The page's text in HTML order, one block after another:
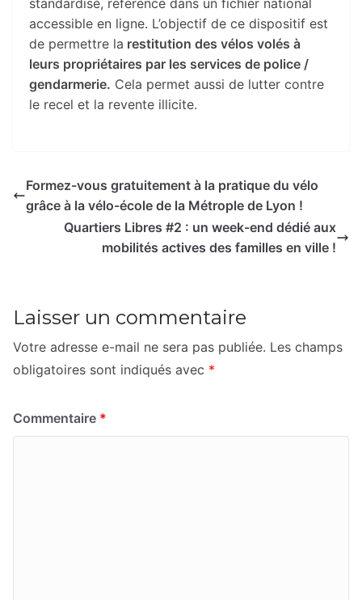
accessible en ligne. L’objectif de ce dispositif est
de permettre la restitution des vélos volés à
leurs propriétaires par les services de police /
gendarmerie. Cela permet aussi de lutter contre
le recel et la revente illicite.
Formez-vous gratuitement à la pratique du vélo
grâce à la vélo-école de la Métrople de Lyon !
Quartiers Libres #2 : un week-end dédié aux
mobilités actives des familles en ville !
Laisser un commentaire
Votre adresse e-mail ne sera pas publiée. Les champs
obligatoires sont indiqués avec *
Commentaire *